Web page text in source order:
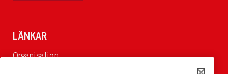
LÄNKAR
Organisation